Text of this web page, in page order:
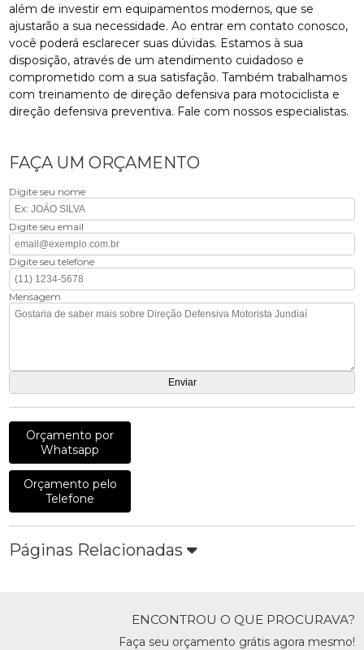
além de investir em equipamentos modernos, que se
ajustarão a sua necessidade. Ao entrar em contato conosco,
você poderá esclarecer suas dúvidas. Estamos à sua
disposição, através de um atendimento cuidadoso e
comprometido com a sua satisfação. Também trabalhamos
com treinamento de direção defensiva para motociclista e
direção defensiva preventiva. Fale com nossos especialistas.
FAÇA UM ORÇAMENTO
Digite seu nome
Digite seu email
Digite seu telefone
Mensagem
Orçamento por
Whatsapp
Orçamento pelo
Telefone
Páginas Relacionadas
ENCONTROU O QUE PROCURAVA?
Faça seu orçamento grátis agora mesmo!